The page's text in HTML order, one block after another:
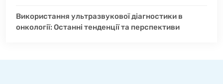
Використання ультразвукової діагностики в
онкології: Останні тенденції та перспективи